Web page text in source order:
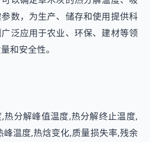
数，为生产、储存和使用提供科
泛应用于农业、环保、建材等领
和安全性。
热分解峰值温度,热分解终止温度,
峰温度,热焓变化,质量损失率,残余